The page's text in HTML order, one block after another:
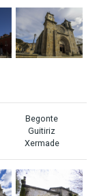
Begonte
Guitiriz
Xermade